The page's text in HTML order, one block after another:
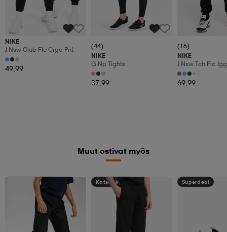
NIKE
J Nsw Club Flc Crgo Pnt
49,99
(44)
NIKE
G Np Tights
37,99
(16)
NIKE
J Nsw Tch Flc
+1
69,99
Muut ostivat myös
Kampanja -25% Katso hintaa Superdeal